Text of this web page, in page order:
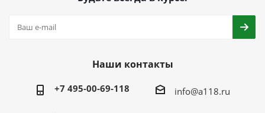
Наши контакты
+7 495-00-69-118 info@a118.ru